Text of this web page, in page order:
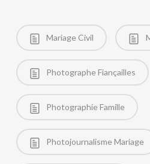
Mariage Civil
Photographe Fiançailles
Photographie Famille
Photojournalisme Mariage